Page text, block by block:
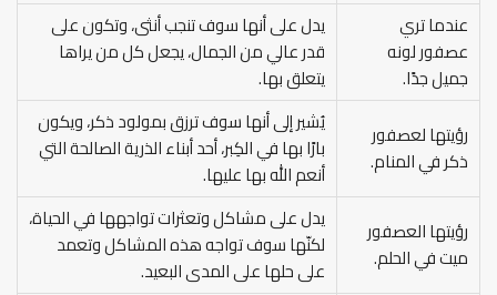
عندما تري
عصفور لونه
جميل جدًا.
يدل على أنها سوف تنجب أنثى، وتكون على
قدر عالي من الجمال، يجعل كل من يراها
يتعلق بها.
رؤيتها لعصفور
ذكر في المنام.
يُشير إلى أنها سوف ترزق بمولود ذكر، ويكون
بارًا بها في الكِبر، أحد أبناء الذرية الصالحة التي
أنعم الله بها عليها.
رؤيتها العصفور
ميت في الحلم.
يدل على مشاكل وتعثرات تواجهها في الحياة،
لكنّها سوف تواجه هذه المشاكل وتعمد
على حلها على المدى البعيد.